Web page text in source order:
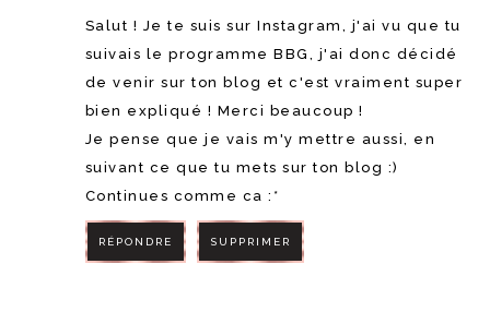
Salut ! Je te suis sur Instagram, j'ai vu que tu
suivais le programme BBG, j'ai donc décidé
de venir sur ton blog et c'est vraiment super
bien expliqué ! Merci beaucoup !
Je pense que je vais m'y mettre aussi, en
suivant ce que tu mets sur ton blog :)
Continues comme ca :*
RÉPONDRE SUPPRIMER